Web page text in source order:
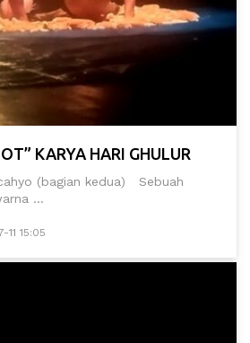
KARYA HARI GHULUR
(bagian kedua) Sebuah
...
15:05